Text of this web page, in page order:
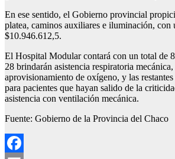
En ese sentido, el Gobierno provincial
platea, caminos auxiliares e iluminación, con
$10.946.612,5.
El Hospital Modular contará con un total de
28 brindarán asistencia respiratoria
aprovisionamiento de oxígeno, y las
para pacientes que hayan salido de la
asistencia con ventilación mecánica.
Fuente: Gobierno de la Provincia del Chaco